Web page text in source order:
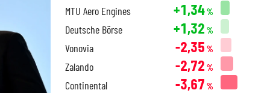
MTU Aero Engines +1,34%
Deutsche Börse +1,32 %
Vonovia -2,35 %
Zalando -2,72 %
Continental -3,67 %